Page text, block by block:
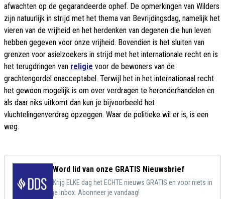
afwachten op de gegarandeerde ophef. De opmerkingen van Wilders
zijn natuurlijk in strijd met het thema van Bevrijdingsdag, namelijk het
vieren van de vrijheid en het herdenken van degenen die hun leven
hebben gegeven voor onze vrijheid. Bovendien is het sluiten van
grenzen voor asielzoekers in strijd met het internationale recht en is
het terugdringen van religie voor de bewoners van de
grachtengordel onacceptabel. Terwijl het in het internationaal recht
het gewoon mogelijk is om over verdragen te heronderhandelen en
als daar niks uitkomt dan kun je bijvoorbeeld het
vluchtelingenverdrag opzeggen. Waar de politieke wil er is, is een
weg.
Word lid van onze GRATIS Nieuwsbrief
Krijg ELKE dag het ECHTE nieuws GRATIS en voor niets in
je inbox. Abonneer je vandaag!